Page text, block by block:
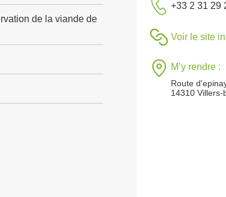
de la viande de
+33 2 31 29
Voir le site
M’y rendre :
Route
14310 Villers-